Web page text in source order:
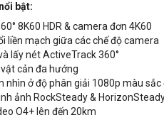
bật:
8K60 HDR & camera đơn 4K60
liền mạch giữa các chế độ camera
lấy nét ActiveTrack 360°
cản đa hướng
nhìn ở độ phân giải 1080p màu sắc
ảnh RockSteady &
O4+ lên đến 20km